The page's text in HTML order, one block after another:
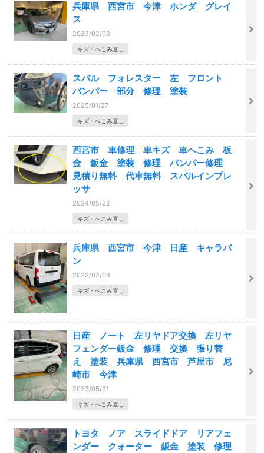
兵庫県 西宮市 今津 ホンダ グレイ
ス
2023/02/08
キズ・へこみ直し
スバル フォレスター 左 フロント
バンパー 部分 修理 塗装
2025/01/27
キズ・へこみ直し
西宮市 車修理 車キズ 車へこみ 板
金 鈑金 塗装 修理 バンパー修理
見積り無料 代車無料 スバルインプレ
ッサ
2024/05/22
キズ・へこみ直し
兵庫県 西宮市 今津 日産 キャラバ
ン
2023/02/08
キズ・へこみ直し
日産 ノート 左リヤドア交換 左リヤ
フェンダー鈑金 修理 交換 張り替
え 塗装 兵庫県 西宮市 芦屋市 尼
崎市 今津
2023/05/31
キズ・へこみ直し
トヨタ ノア スライドドア リアフェ
ンダー クォーター 鈑金 塗装 修理